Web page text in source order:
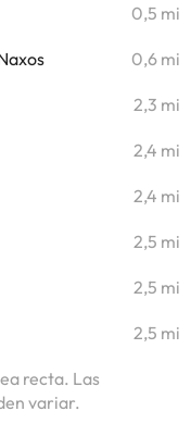
0,5 mi
0,6 mi
2,3 mi
2,4 mi
2,4 mi
2,5 mi
2,5 mi
2,5 mi
recta. Las
variar.